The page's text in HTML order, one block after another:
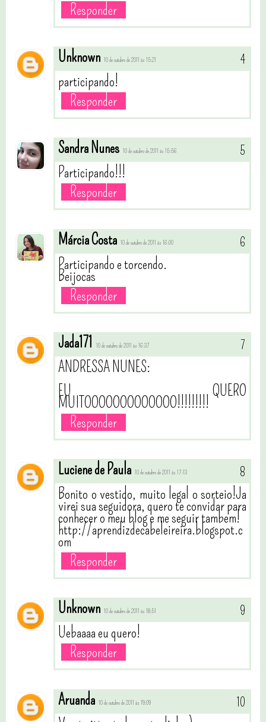
Responder
Unknown 10 de outubro de 2011 às 15:21
participando!
Responder
Sandra Nunes 10 de outubro de 2011 às 15:56
Participando!!!
Responder
Márcia Costa 10 de outubro de 2011 às 16:00
Participando e torcendo.
Beijocas
Responder
Jada171 10 de outubro de 2011 às 16:37
ANDRESSA NUNES:
EU QUERO
MUITOOOOOOOOOOOOO!!!!!!!!!
Responder
Luciene de Paula 10 de outubro de 2011 às 17:13
Bonito o vestido, muito legal o sorteio!Ja
virei sua seguidora, quero te convidar para
conhecer o meu blog e me seguir tambem!
http://aprendizdecabeleireira.blogspot.c
om
Responder
Unknown 10 de outubro de 2011 às 18:51
Uebaaaa eu quero!
Responder
Aruanda 10 de outubro de 2011 às 19:09